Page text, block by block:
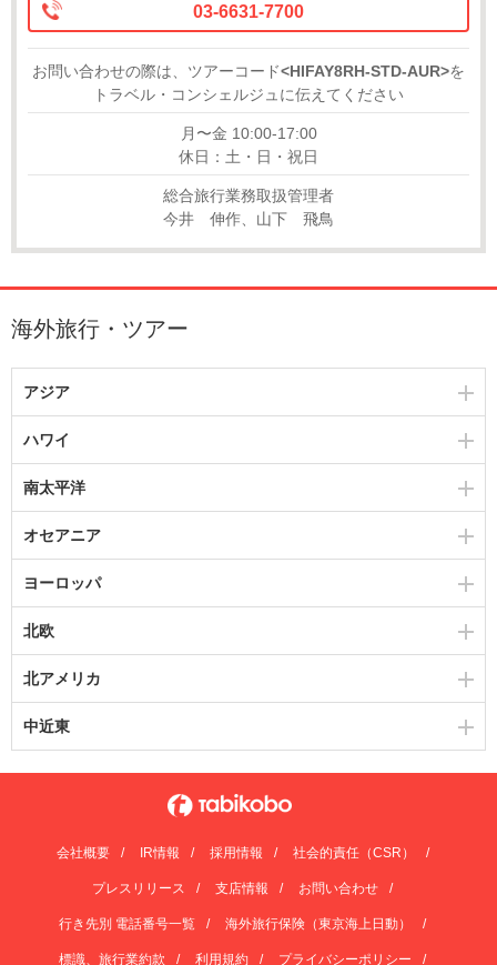
03-6631-7700
お問い合わせの際は、ツアーコード<HIFAY8RH-STD-AUR>を
トラベル・コンシェルジュに伝えてください
月〜金 10:00-17:00
休日：土・日・祝日
総合旅行業務取扱管理者
今井 伸作、山下 飛鳥
海外旅行・ツアー
アジア
ハワイ
南太平洋
オセアニア
ヨーロッパ
北欧
北アメリカ
中近東
会社概要 IR情報 採用情報 社会的責任（CSR）
プレスリリース 支店情報 お問い合わせ
行き先別 電話番号一覧 海外旅行保険（東京海上日動）
標識、旅行業約款 利用規約 プライバシーポリシー